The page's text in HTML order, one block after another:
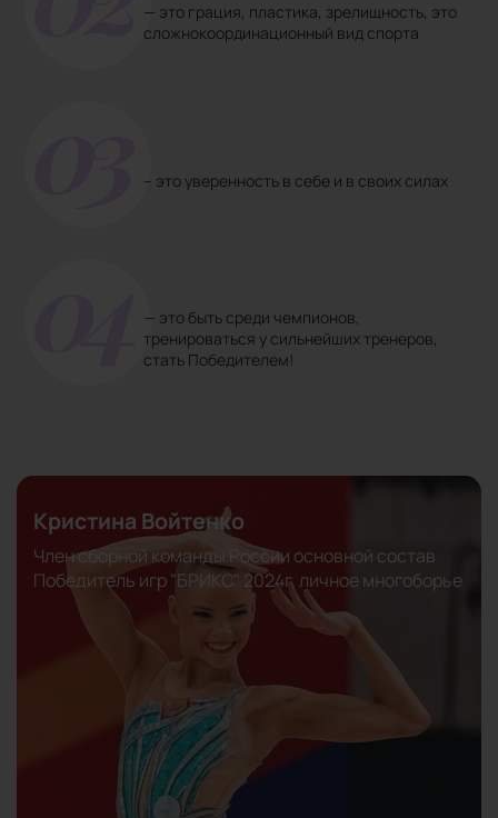
— это грация, пластика, зрелищность, это
сложнокоординационный вид спорта
– это уверенность в себе и в своих силах
— это быть среди чемпионов,
тренироваться у сильнейших тренеров,
стать Победителем!
Виктория Беспалова
Мастер спорта России международного класса
Победитель и призер всероссийских и
международных соревнований
Серебряный призёр игр "БРИКС" в командном